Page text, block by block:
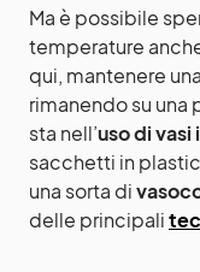
Ma è possibile
temperature
qui, mantenere
rimanendo su una
sta nell’uso di
sacchetti in
una sorta di
delle principali